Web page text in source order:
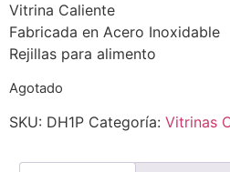
Vitrina Caliente
Fabricada en Acero Inoxidable
Rejillas para alimento
Agotado
SKU: DH1P Categoría: Vitrinas